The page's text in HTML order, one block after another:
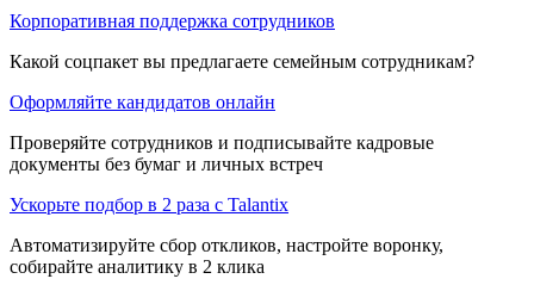
Корпоративная поддержка сотрудников
Какой соцпакет вы предлагаете семейным сотрудникам?
Оформляйте кандидатов онлайн
Проверяйте сотрудников и подписывайте кадровые
документы без бумаг и личных встреч
Ускорьте подбор в 2 раза с Talantix
Автоматизируйте сбор откликов, настройте воронку,
собирайте аналитику в 2 клика